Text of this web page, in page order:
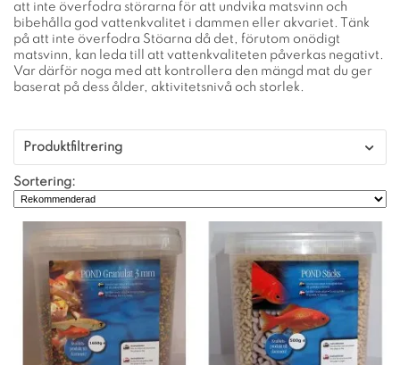
att inte överfodra störarna för att undvika matsvinn och
bibehålla god vattenkvalitet i dammen eller akvariet. Tänk
på att inte överfodra Stöarna då det, förutom onödigt
matsvinn, kan leda till att vattenkvaliteten påverkas negativt.
Var därför noga med att kontrollera den mängd mat du ger
baserat på dess ålder, aktivitetsnivå och storlek.
Produktfiltrering
Sortering: